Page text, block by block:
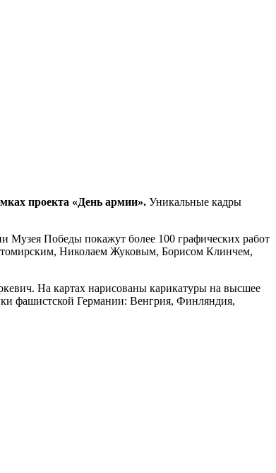
проекта «День армии». Уникальные кадры
Музея Победы покажут более 100 графических работ
Николаем Жуковым, Борисом Клинчем,
На картах нарисованы карикатуры на высшее
фашистской Германии: Венгрия, Финляндия,